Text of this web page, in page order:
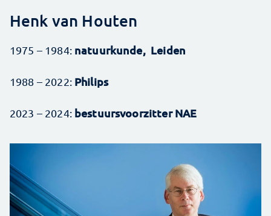
Henk van Houten
1975 – 1984: natuurkunde, Leiden
1988 – 2022: Philips
2023 – 2024: bestuursvoorzitter NAE